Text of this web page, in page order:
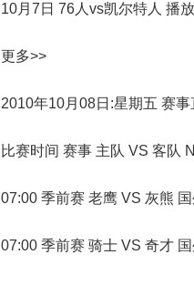
10月7日 76人vs凯尔特人 播放
更多>>
2010年10月08日:星期五 赛
比赛时间 赛事 主队 VS 客队
07:00 季前赛 老鹰 VS 灰熊
07:00 季前赛 骑士 VS 奇才